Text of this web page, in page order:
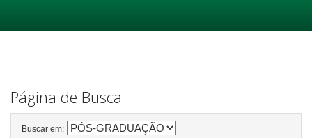
Página de Busca
Buscar em: